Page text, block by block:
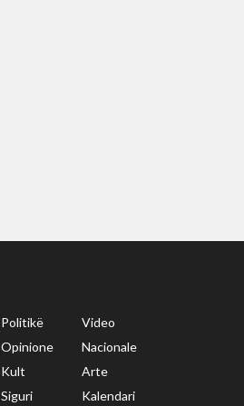
Politikë
Video
Opinione
Nacionale
Kult
Arte
Siguri Kalendari